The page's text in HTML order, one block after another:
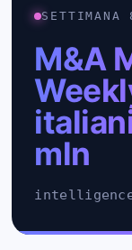
M&A
mln